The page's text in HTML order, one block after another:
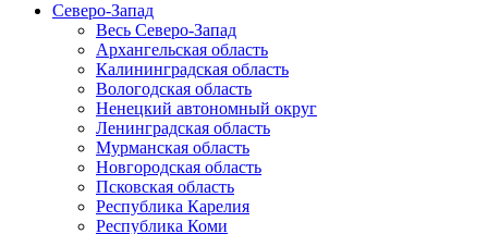
Северо-Запад
Весь Северо-Запад
Архангельская область
Калининградская область
Вологодская область
Ненецкий автономный округ
Ленинградская область
Мурманская область
Новгородская область
Псковская область
Республика Карелия
Республика Коми